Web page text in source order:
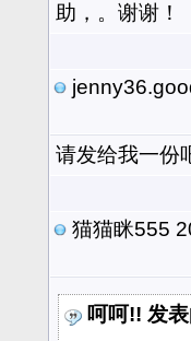
助，。谢谢！
请发给我一份
猫猫眯555
呵呵!! 发